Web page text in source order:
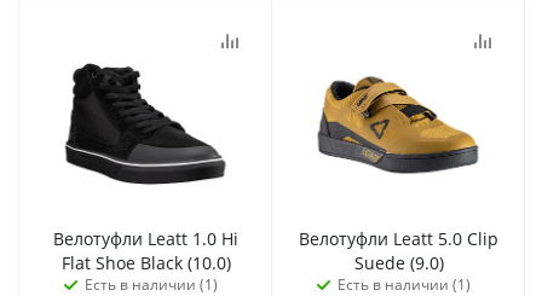
Велотуфли Leatt 1.0 Hi
Flat Shoe Black (10.0)
Есть в наличии (1)
Велотуфли Leatt 5.0 Clip
Suede (9.0)
Есть в наличии (1)